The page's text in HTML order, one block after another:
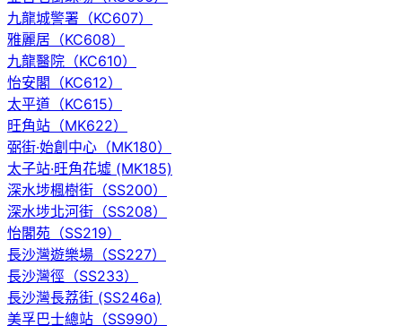
九龍城警署（KC607）
雅麗居（KC608）
九龍醫院（KC610）
怡安閣（KC612）
太平道（KC615）
旺角站（MK622）
弼街·始創中心（MK180）
太子站·旺角花墟 (MK185)
深水埗楓樹街（SS200）
深水埗北河街（SS208）
怡閣苑（SS219）
長沙灣遊樂場（SS227）
長沙灣徑（SS233）
長沙灣長荔街 (SS246a)
美孚巴士總站（SS990）